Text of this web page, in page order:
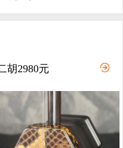
胡2980元